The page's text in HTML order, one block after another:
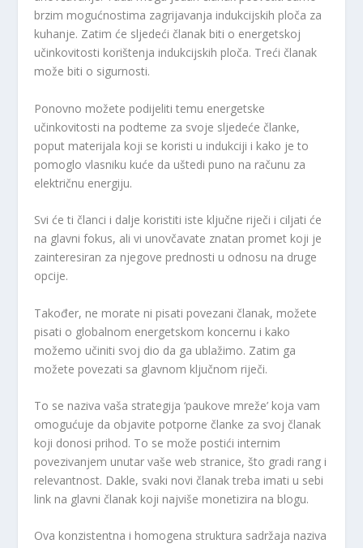
brzim mogućnostima zagrijavanja indukcijskih ploča za
kuhanje. Zatim će sljedeći članak biti o energetskoj
učinkovitosti korištenja indukcijskih ploča. Treći članak
može biti o sigurnosti.
Ponovno možete podijeliti temu energetske
učinkovitosti na podteme za svoje sljedeće članke,
poput materijala koji se koristi u indukciji i kako je to
pomoglo vlasniku kuće da uštedi puno na računu za
električnu energiju.
Svi će ti članci i dalje koristiti iste ključne riječi i ciljati će
na glavni fokus, ali vi unovčavate znatan promet koji je
zainteresiran za njegove prednosti u odnosu na druge
opcije.
Također, ne morate ni pisati povezani članak, možete
pisati o globalnom energetskom koncernu i kako
možemo učiniti svoj dio da ga ublažimo. Zatim ga
možete povezati sa glavnom ključnom riječi.
To se naziva vaša strategija ‘paukove mreže’ koja vam
omogućuje da objavite potporne članke za svoj članak
koji donosi prihod. To se može postići internim
povezivanjem unutar vaše web stranice, što gradi rang i
relevantnost. Dakle, svaki novi članak treba imati u sebi
link na glavni članak koji najviše monetizira na blogu.
Ova konzistentna i homogena struktura sadržaja naziva